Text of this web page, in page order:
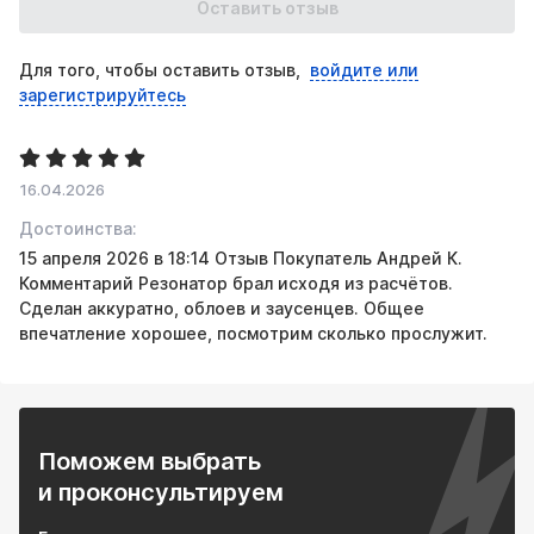
• Точечное решение проблемы – бьет точно в цель, а
не «глушит» весь звук;
• Бескомпромиссная мощность – прямая геометрия
условиях.
• Долговечность – сталь AISI 409 не ржавеет и не
Рекомендации по установке:
1. Место установки:
Оптимально -на участке после основного резонатора,
ближе к заднему мосту.
2.Горловина врезается параллельно основному тракту
3. Требуется профессиональная установка: Ошибки
монтажа сведут эффективность
4.Подбор правильного размера в зависимости от объема
Оставить отзыв
Для того, чтобы оставить отзыв, войдите или
зарегистрируйтесь
16.04.2026
Достоинства:
15 апреля 2026 в 18:14 Отзыв Покупатель Андрей К.
Комментарий Резонатор брал исходя из расчётов.
Сделан аккуратно, облоев и заусенцев. Общее
впечатление хорошее, посмотрим сколько прослужит.
Поможем выбрать
и проконсультируем